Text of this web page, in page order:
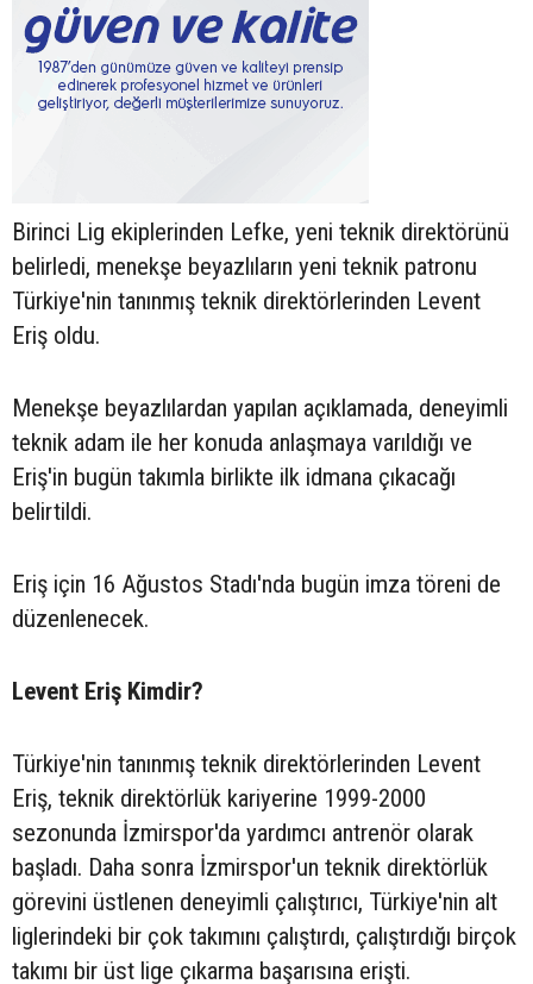
Birinci Lig ekiplerinden Lefke, yeni teknik direktörünü
belirledi, menekşe beyazlıların yeni teknik patronu
Türkiye'nin tanınmış teknik direktörlerinden Levent
Eriş oldu.
Menekşe beyazlılardan yapılan açıklamada, deneyimli
teknik adam ile her konuda anlaşmaya varıldığı ve
Eriş'in bugün takımla birlikte ilk idmana çıkacağı
belirtildi.
Eriş için 16 Ağustos Stadı'nda bugün imza töreni de
düzenlenecek.
Levent Eriş Kimdir?
Türkiye'nin tanınmış teknik direktörlerinden Levent
Eriş, teknik direktörlük kariyerine 1999-2000
sezonunda İzmirspor'da yardımcı antrenör olarak
başladı. Daha sonra İzmirspor'un teknik direktörlük
görevini üstlenen deneyimli çalıştırıcı, Türkiye'nin alt
liglerindeki bir çok takımını çalıştırdı, çalıştırdığı birçok
takımı bir üst lige çıkarma başarısına erişti.